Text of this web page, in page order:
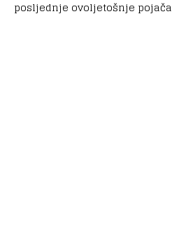
posljednje ovoljetošnje